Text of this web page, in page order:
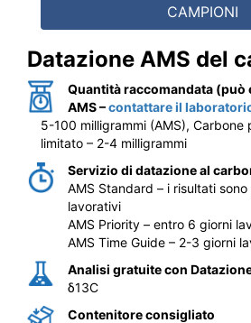
Datazione AMS del
Quantità raccomandata (può
AMS –contattare il
5-100 milligrammi (AMS), Carbone
limitato – 2-4 milligrammi
Servizio di datazione al
AMS Standard – i risultati
lavorativi
AMS Priority – entro 6 giorni
AMS Time Guide – 2-3 giorni
Analisi gratuite con
δ13C
Contenitore consigliato